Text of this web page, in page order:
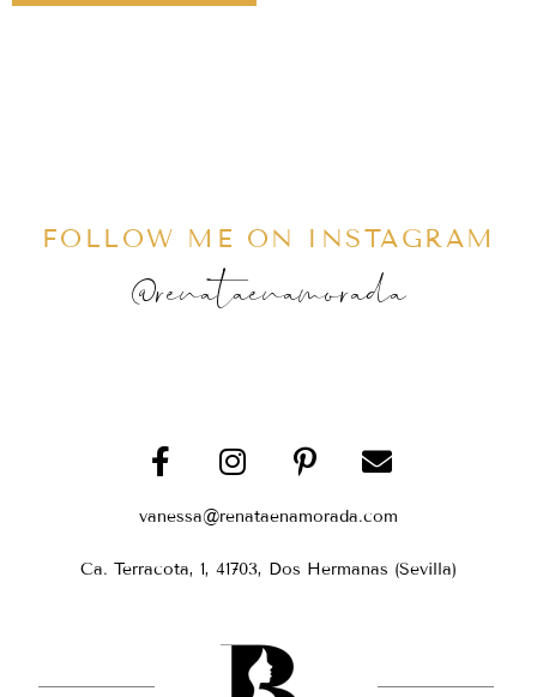
FOLLOW ME ON INSTAGRAM
@renataenamorada
vanessa@renataenamorada.com
Ca. Terracota, 1, 41703, Dos Hermanas (Sevilla)